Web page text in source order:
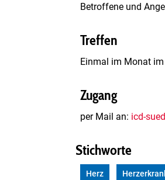
Betroffene und
Treffen
Einmal im Monat
Zugang
per Mail an: icd-
Stichworte
Herz